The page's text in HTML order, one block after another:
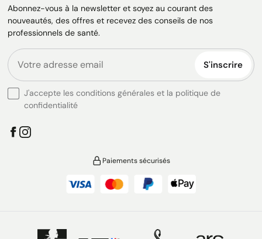
Abonnez-vous à la newsletter et soyez au courant des
nouveautés, des offres et recevez des conseils de nos
professionnels de santé.
S'inscrire
J'accepte les conditions générales et la politique de
confidentialité
Paiements sécurisés